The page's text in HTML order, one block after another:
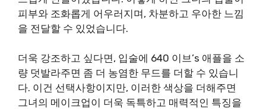
피부와 조화롭게 어우러지며, 차분하고 우아한 느낌
을 전달할 수 있었습니다.
더욱 강조하고 싶다면, 입술에 640 이브’s 애플을 소
량 덧발라주면 좀 더 농염한 무드를 더할 수 있습니
다. 이건 선택사항이지만, 이러한 색상을 더해주면
그녀의 메이크업이 더욱 독특하고 매력적인 특징을